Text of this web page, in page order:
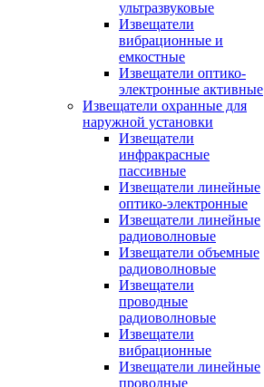
ультразвуковые
Извещатели
вибрационные и
емкостные
Извещатели оптико-
электронные активные
Извещатели охранные для
наружной установки
Извещатели
инфракрасные
пассивные
Извещатели линейные
оптико-электронные
Извещатели линейные
радиоволновые
Извещатели объемные
радиоволновые
Извещатели
проводные
радиоволновые
Извещатели
вибрационные
Извещатели линейные
проводные